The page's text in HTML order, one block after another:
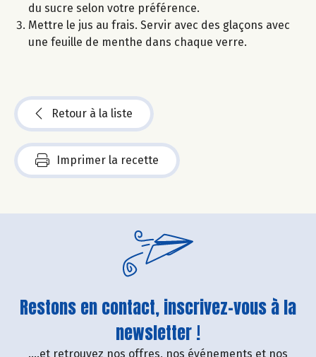
du sucre selon votre préférence.
Mettre le jus au frais. Servir avec des glaçons avec
une feuille de menthe dans chaque verre.
Retour à la liste
Imprimer la recette
Restons en contact, inscrivez-vous à la
newsletter !
....et retrouvez nos offres, nos événements et nos